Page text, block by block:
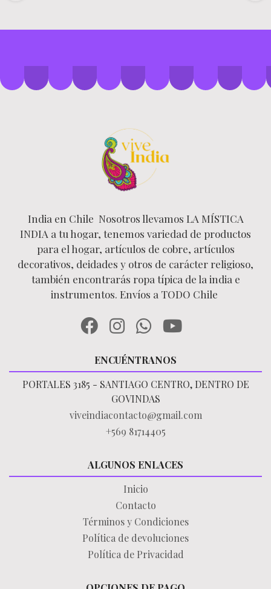
India en Chile Nosotros llevamos LA MÍSTICA
INDIA a tu hogar, tenemos variedad de productos
para el hogar, artículos de cobre, artículos
decorativos, deidades y otros de carácter religioso,
también encontrarás ropa típica de la india e
instrumentos. Envíos a TODO Chile
ENCUÉNTRANOS
PORTALES 3185 - SANTIAGO CENTRO, DENTRO DE
GOVINDAS
viveindiacontacto@gmail.com
+569 81714405
ALGUNOS ENLACES
Inicio
Contacto
Términos y Condiciones
Política de devoluciones
Política de Privacidad